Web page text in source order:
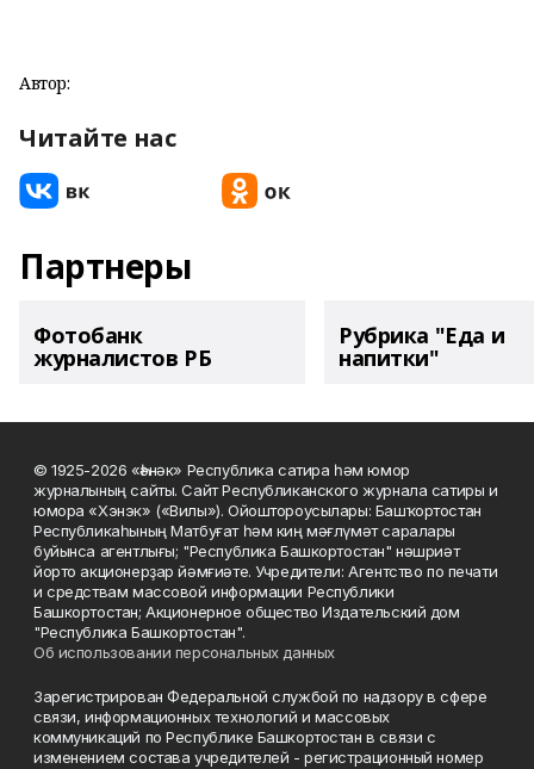
Автор:
Читайте нас
Партнеры
Фотобанк
журналистов РБ
Рубрика "Еда и
напитки"
© 1925-2026 «Һәнәк» Республика сатира һәм юмор
журналының сайты. Сайт Республиканского журнала сатиры и
юмора «Хэнэк» («Вилы»). Ойоштороусылары: Башҡортостан
Республикаһының Матбуғат һәм киң мәғлүмәт саралары
буйынса агентлығы; "Республика Башкортостан" нәшриәт
йорто акционерҙар йәмғиәте. Учредители: Агентство по печати
и средствам массовой информации Республики
Башкортостан; Акционерное общество Издательский дом
"Республика Башкортостан".
Об использовании персональных данных
Зарегистрирован Федеральной службой по надзору в сфере
связи, информационных технологий и массовых
коммуникаций по Республике Башкортостан в связи с
изменением состава учредителей - регистрационный номер